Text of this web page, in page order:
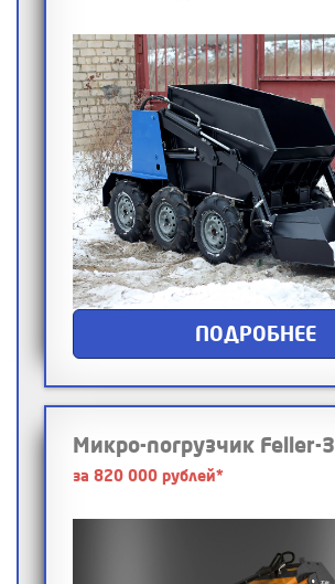
ПОДРОБНЕЕ
Микро-погрузчик Feller-
за 820 000 рублей*